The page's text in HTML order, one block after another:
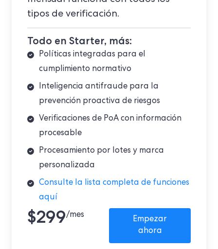
tipos de verificación.
Todo en Starter, más:
Políticas integradas para el
cumplimiento normativo
Inteligencia antifraude para la
prevención proactiva de riesgos
Verificaciones de PoA con información
procesable
Procesamiento por lotes y marca
personalizada
Consulte la lista completa de funciones
aquí
$299/mes
Empezar
ahora